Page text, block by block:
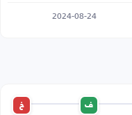
2024-08-24
ف خ